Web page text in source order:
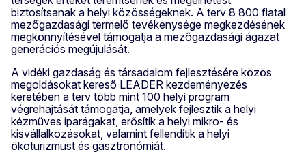
biztosítsanak a helyi közösségeknek. A terv 8 800 fiatal
mezőgazdasági termelő tevékenysége megkezdésének
megkönnyítésével támogatja a mezőgazdasági ágazat
generációs megújulását.
A vidéki gazdaság és társadalom fejlesztésére közös
megoldásokat kereső LEADER kezdeményezés
keretében a terv több mint 100 helyi program
végrehajtását támogatja, amelyek fejlesztik a helyi
kézműves iparágakat, erősítik a helyi mikro- és
kisvállalkozásokat, valamint fellendítik a helyi
ökoturizmust és gasztronómiát.